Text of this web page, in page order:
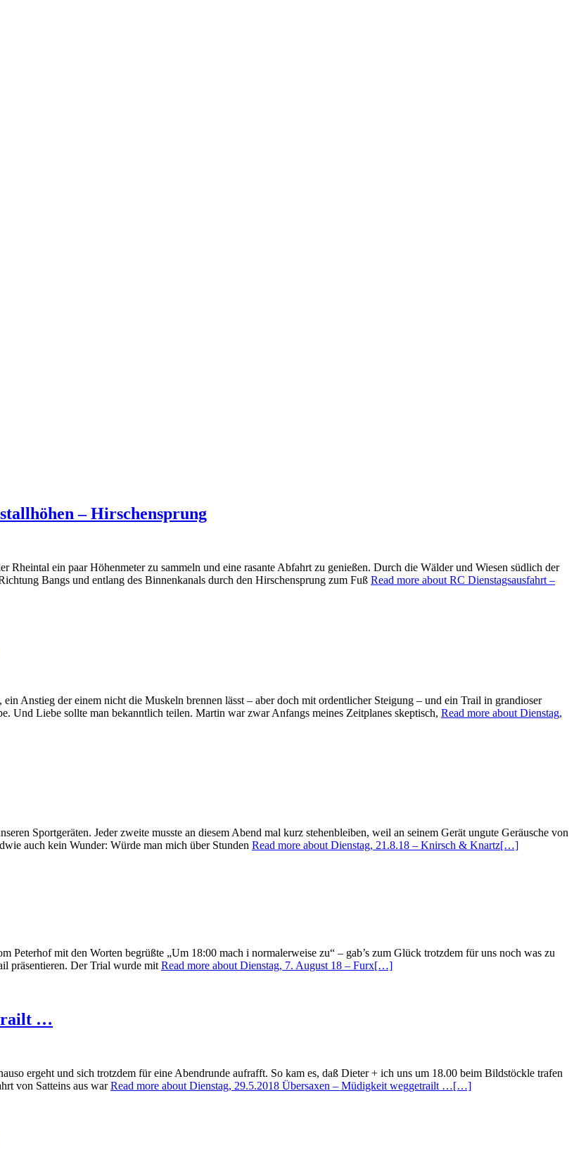
– Hirschensprung
ein paar Höhenmeter zu sammeln und eine rasante Abfahrt zu genießen. Durch die Wälder und Wiesen südlich der
Bangs und entlang des Binnenkanals durch den Hirschensprung zum Fuß Read more about RC Dienstagsausfahrt –
Anstieg der einem nicht die Muskeln brennen lässt – aber doch mit ordentlicher Steigung – und ein Trail in grandioser
Und Liebe sollte man bekanntlich teilen. Martin war zwar Anfangs meines Zeitplanes skeptisch, Read more about Dienstag,
Sportgeräten. Jeder zweite musste an diesem Abend mal kurz stehenbleiben, weil an seinem Gerät ungute Geräusche von
auch kein Wunder: Würde man mich über Stunden Read more about Dienstag, 21.8.18 – Knirsch & Knartz[…]
mit den Worten begrüßte „Um 18:00 mach i normalerweise zu“ – gab’s zum Glück trotzdem für uns noch was zu
präsentieren. Der Trial wurde mit Read more about Dienstag, 7. August 18 – Furx[…]
…
ergeht und sich trotzdem für eine Abendrunde aufrafft. So kam es, daß Dieter + ich uns um 18.00 beim Bildstöckle trafen
von Satteins aus warRead more about Dienstag, 29.5.2018 Übersaxen – Müdigkeit weggetrailt …[…]